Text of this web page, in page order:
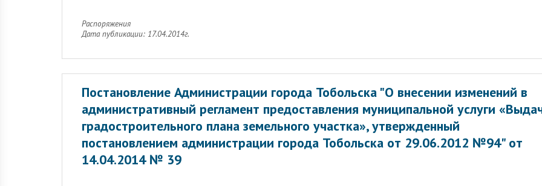
Распоряжения
Дата публикации: 17.04.2014г.
Постановление Администрации города Тобольска "О внесении изменений в
административный регламент предоставления муниципальной услуги
градостроительного плана земельного участка», утвержденный
постановлением администрации города Тобольска от 29.06.2012 №94" от
14.04.2014 № 39